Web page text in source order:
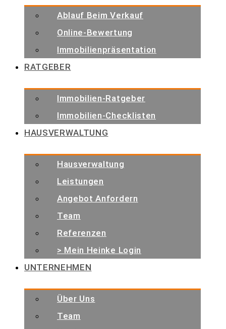
Ablauf Beim Verkauf
Online-Bewertung
Immobilienpräsentation
RATGEBER
Immobilien-Ratgeber
Immobilien-Checklisten
HAUSVERWALTUNG
Hausverwaltung
Leistungen
Angebot Anfordern
Team
Referenzen
> Mein Heinke Login
UNTERNEHMEN
Über Uns
Team